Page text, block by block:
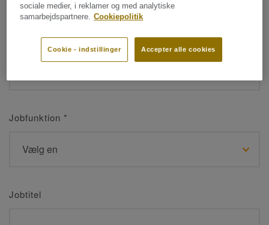
Efternavn*
Jobfunktion *
Jobtitel
sociale medier, i reklamer og med analytiske
samarbejdspartnere. Cookiepolitik
Accepter alle cookies
Cookie - indstillinger